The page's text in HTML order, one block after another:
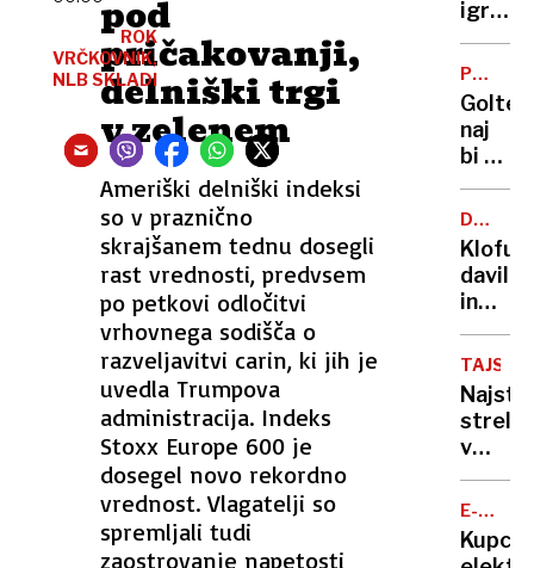
pod
pričakovanji,
delniški trgi
v zelenem
Ameriški delniški indeksi
so v praznično
skrajšanem tednu dosegli
rast vrednosti, predvsem
po petkovi odločitvi
vrhovnega sodišča o
razveljavitvi carin, ki jih je
uvedla Trumpova
administracija. Indeks
Stoxx Europe 600 je
dosegel novo rekordno
vrednost. Vlagatelji so
spremljali tudi
zaostrovanje napetosti
ROK
VRČKOVNIK,
NLB SKLADI
do
za
rabo
igralka
in
mamo
in ji
da ji
bo
glavo«
PO
naj
bi od
slabih
44
evrov
in
manj
stikov
z
NASILJE
davil
in
grozil
z
nožem,
a v
zapor
mu
ne
bo
treba
TAJSKA
streljal
v
šoli
v
več
E-
Kupci